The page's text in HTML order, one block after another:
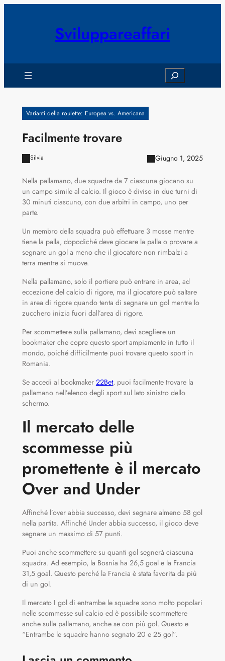
Sviluppareaffari
Search
Varianti della roulette: Europea vs. Americana
Facilmente trovare
Silvia Giugno 1, 2025
Nella pallamano, due squadre da 7 ciascuna giocano su
un campo simile al calcio. Il gioco è diviso in due turni di
30 minuti ciascuno, con due arbitri in campo, uno per
parte.
Un membro della squadra può effettuare 3 mosse mentre
tiene la palla, dopodiché deve giocare la palla o provare a
segnare un gol a meno che il giocatore non rimbalzi a
terra mentre si muove.
Nella pallamano, solo il portiere può entrare in area, ad
eccezione del calcio di rigore, ma il giocatore può saltare
in area di rigore quando tenta di segnare un gol mentre lo
zucchero inizia fuori dall’area di rigore.
Per scommettere sulla pallamano, devi scegliere un
bookmaker che copre questo sport ampiamente in tutto il
mondo, poiché difficilmente puoi trovare questo sport in
Romania.
Se accedi al bookmaker 22Bet, puoi facilmente trovare la
pallamano nell’elenco degli sport sul lato sinistro dello
schermo.
Il mercato delle
scommesse più
promettente è il mercato
Over and Under
Affinché l’over abbia successo, devi segnare almeno 58 gol
nella partita. Affinché Under abbia successo, il gioco deve
segnare un massimo di 57 punti.
Puoi anche scommettere su quanti gol segnerà ciascuna
squadra. Ad esempio, la Bosnia ha 26,5 goal e la Francia
31,5 goal. Questo perché la Francia è stata favorita da più
di un gol.
Il mercato I gol di entrambe le squadre sono molto popolari
nelle scommesse sul calcio ed è possibile scommettere
anche sulla pallamano, anche se con più gol. Questo e
“Entrambe le squadre hanno segnato 20 e 25 gol”.